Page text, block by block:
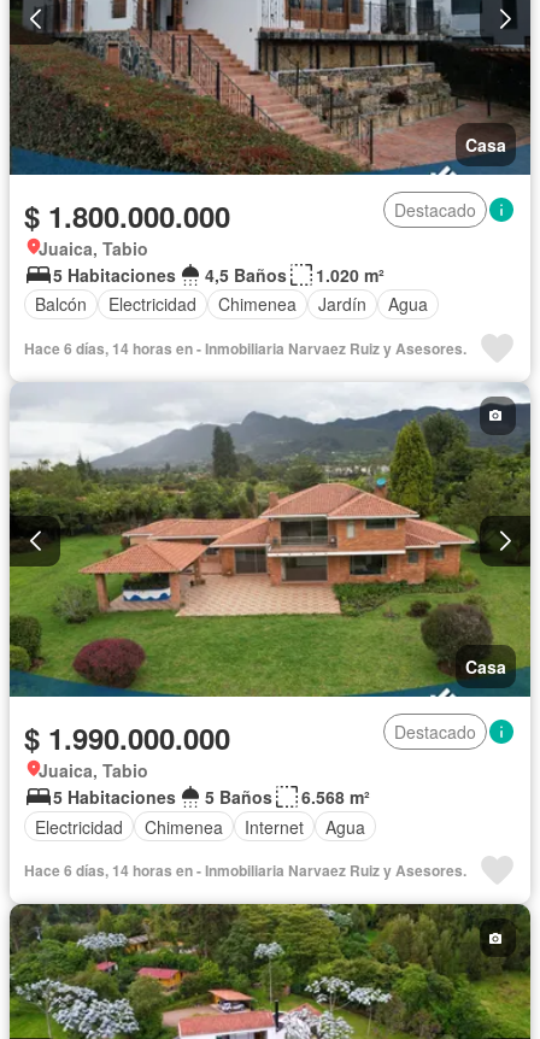
Casa
$ 1.800.000.000
Destacado
Juaica, Tabio
5 Habitaciones
4,5 Baños
1.020 m²
Balcón
Electricidad Chimenea Jardín Agua
Hace 6 días, 14 horas en - Inmobiliaria Narvaez Ruiz y Asesores.
Casa
$ 1.990.000.000
Destacado
Juaica, Tabio
5 Habitaciones
5 Baños
6.568 m²
Electricidad
Chimenea Internet Agua
Hace 6 días, 14 horas en - Inmobiliaria Narvaez Ruiz y Asesores.